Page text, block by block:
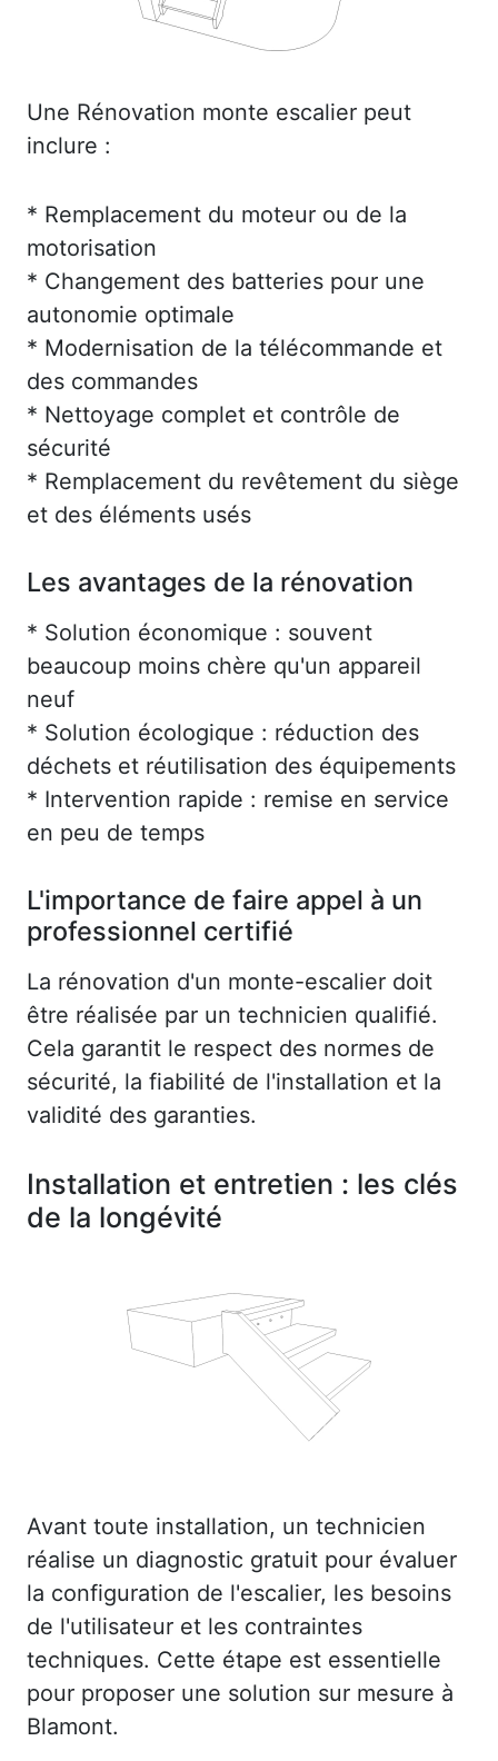
Une Rénovation monte escalier peut
inclure :
* Remplacement du moteur ou de la
motorisation
* Changement des batteries pour une
autonomie optimale
* Modernisation de la télécommande et
des commandes
* Nettoyage complet et contrôle de
sécurité
* Remplacement du revêtement du siège
et des éléments usés
Les avantages de la rénovation
* Solution économique : souvent
beaucoup moins chère qu'un appareil
neuf
* Solution écologique : réduction des
déchets et réutilisation des équipements
* Intervention rapide : remise en service
en peu de temps
L'importance de faire appel à un
professionnel certifié
La rénovation d'un monte-escalier doit
être réalisée par un technicien qualifié.
Cela garantit le respect des normes de
sécurité, la fiabilité de l'installation et la
validité des garanties.
Installation et entretien : les clés
de la longévité
Avant toute installation, un technicien
réalise un diagnostic gratuit pour évaluer
la configuration de l'escalier, les besoins
de l'utilisateur et les contraintes
techniques. Cette étape est essentielle
pour proposer une solution sur mesure à
Blamont.